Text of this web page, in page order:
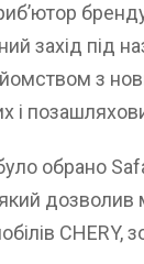
захід під
з
і
обрано
CHERY,